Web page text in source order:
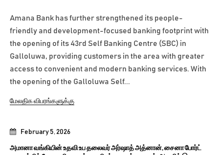
February 5, 2026
அமானா வங்கியின் உதவி உப தலைவர் அர்ஷாத் அத்னான், சைனா போர்ட்
Amana Bank has further strengthened its people-
friendly and development-focused banking footprint with
the opening of its 43rd Self Banking Centre (SBC) in
Galloluwa, providing customers in the area with greater
access to convenient and modern banking services. With
the opening of the Galloluwa Self...
மேலதிக விபரங்களுக்கு